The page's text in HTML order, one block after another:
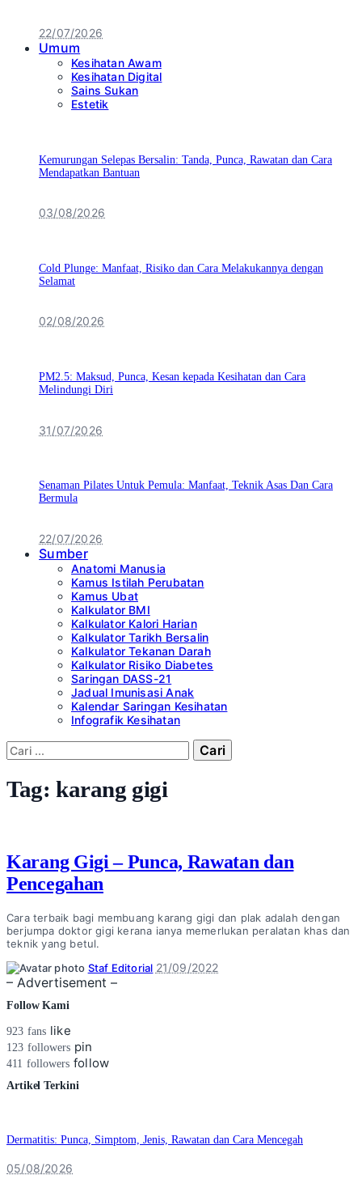
22/07/2026
Umum
Kesihatan Awam
Kesihatan Digital
Sains Sukan
Estetik
Kemurungan Selepas Bersalin: Tanda, Punca, Rawatan dan Cara
Mendapatkan Bantuan
03/08/2026
Cold Plunge: Manfaat, Risiko dan Cara Melakukannya dengan
Selamat
02/08/2026
PM2.5: Maksud, Punca, Kesan kepada Kesihatan dan Cara
Melindungi Diri
31/07/2026
Senaman Pilates Untuk Pemula: Manfaat, Teknik Asas Dan Cara
Bermula
22/07/2026
Sumber
Anatomi Manusia
Kamus Istilah Perubatan
Kamus Ubat
Kalkulator BMI
Kalkulator Kalori Harian
Kalkulator Tarikh Bersalin
Kalkulator Tekanan Darah
Kalkulator Risiko Diabetes
Saringan DASS-21
Jadual Imunisasi Anak
Kalendar Saringan Kesihatan
Infografik Kesihatan
Cari:
Tag: karang gigi
Karang Gigi – Punca, Rawatan dan
Pencegahan
Cara terbaik bagi membuang karang gigi dan plak adalah dengan
berjumpa doktor gigi kerana ianya memerlukan peralatan khas dan
teknik yang betul.
Posted
by
Staf Editorial 21/09/2022
– Advertisement –
Follow Kami
923 fans like
123 followers pin
411 followers follow
Artikel Terkini
Dermatitis: Punca, Simptom, Jenis, Rawatan dan Cara Mencegah
05/08/2026